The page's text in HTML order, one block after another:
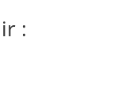
: